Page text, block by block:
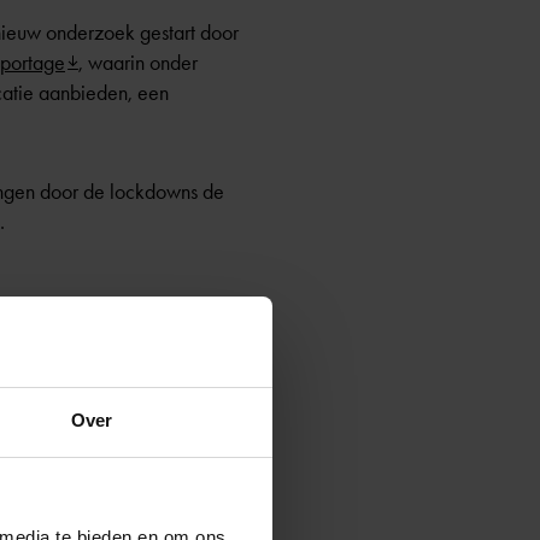
Over
onderzoek gestart door
, waarin onder
aanbieden, een
door de lockdowns de
verhoogd